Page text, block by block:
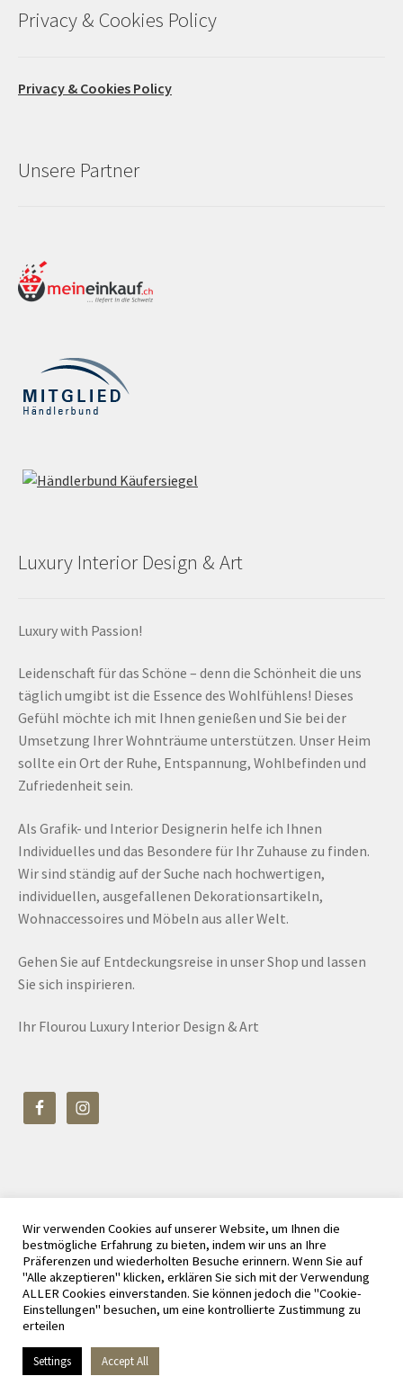
Privacy & Cookies Policy
Privacy & Cookies Policy
Unsere Partner
Luxury Interior Design & Art
Luxury with Passion!
Leidenschaft für das Schöne – denn die Schönheit die uns
täglich umgibt ist die Essence des Wohlfühlens! Dieses
Gefühl möchte ich mit Ihnen genießen und Sie bei der
Umsetzung Ihrer Wohnträume unterstützen. Unser Heim
sollte ein Ort der Ruhe, Entspannung, Wohlbefinden und
Zufriedenheit sein.
Als Grafik- und Interior Designerin helfe ich Ihnen
Individuelles und das Besondere für Ihr Zuhause zu finden.
Wir sind ständig auf der Suche nach hochwertigen,
individuellen, ausgefallenen Dekorationsartikeln,
Wohnaccessoires und Möbeln aus aller Welt.
Gehen Sie auf Entdeckungsreise in unser Shop und lassen
Sie sich inspirieren.
Ihr Flourou Luxury Interior Design & Art
© Flourou Luxury Interior Design & Art 2026
Datenschutz
Erstellt mit WooCommerce.
Wir verwenden Cookies auf unserer Website, um Ihnen die
bestmögliche Erfahrung zu bieten, indem wir uns an Ihre
Präferenzen und wiederholten Besuche erinnern. Wenn Sie auf
"Alle akzeptieren" klicken, erklären Sie sich mit der Verwendung
ALLER Cookies einverstanden. Sie können jedoch die "Cookie-
Einstellungen" besuchen, um eine kontrollierte Zustimmung zu
erteilen
Settings Accept All